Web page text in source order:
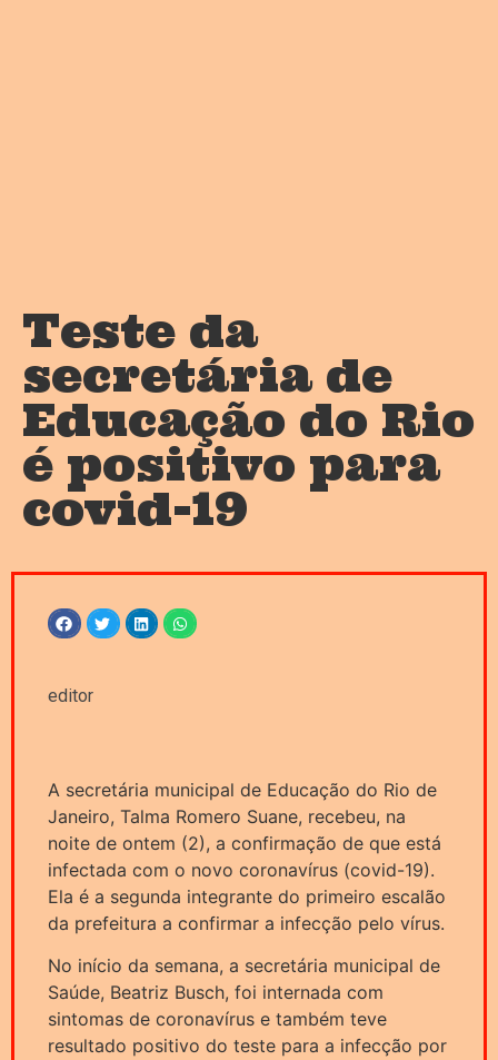
Teste da
secretária de
Educação do Rio
é positivo para
covid-19
editor
A secretária municipal de Educação do Rio de
Janeiro, Talma Romero Suane, recebeu, na
noite de ontem (2), a confirmação de que está
infectada com o novo coronavírus (covid-19).
Ela é a segunda integrante do primeiro escalão
da prefeitura a confirmar a infecção pelo vírus.
No início da semana, a secretária municipal de
Saúde, Beatriz Busch, foi internada com
sintomas de coronavírus e também teve
resultado positivo do teste para a infecção por